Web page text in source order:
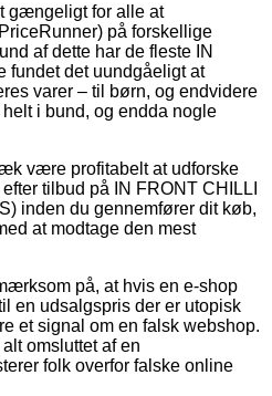
gængeligt for alle at
på forskellige
af dette har de fleste IN
fundet det uundgåeligt at
varer – til børn, og endvidere
i bund, og endda nogle
være profitabelt at udforske
tilbud på IN FRONT CHILLI
inden du gennemfører dit køb,
at modtage den mest
på, at hvis en e-shop
en udsalgspris der er utopisk
et signal om en falsk webshop.
omsluttet af en
folk overfor falske online